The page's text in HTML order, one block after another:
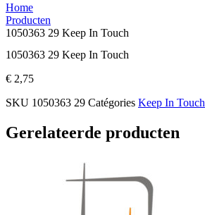
Home
Producten
1050363 29 Keep In Touch
1050363 29 Keep In Touch
€ 2,75
SKU 1050363 29 Catégories Keep In Touch
Gerelateerde producten